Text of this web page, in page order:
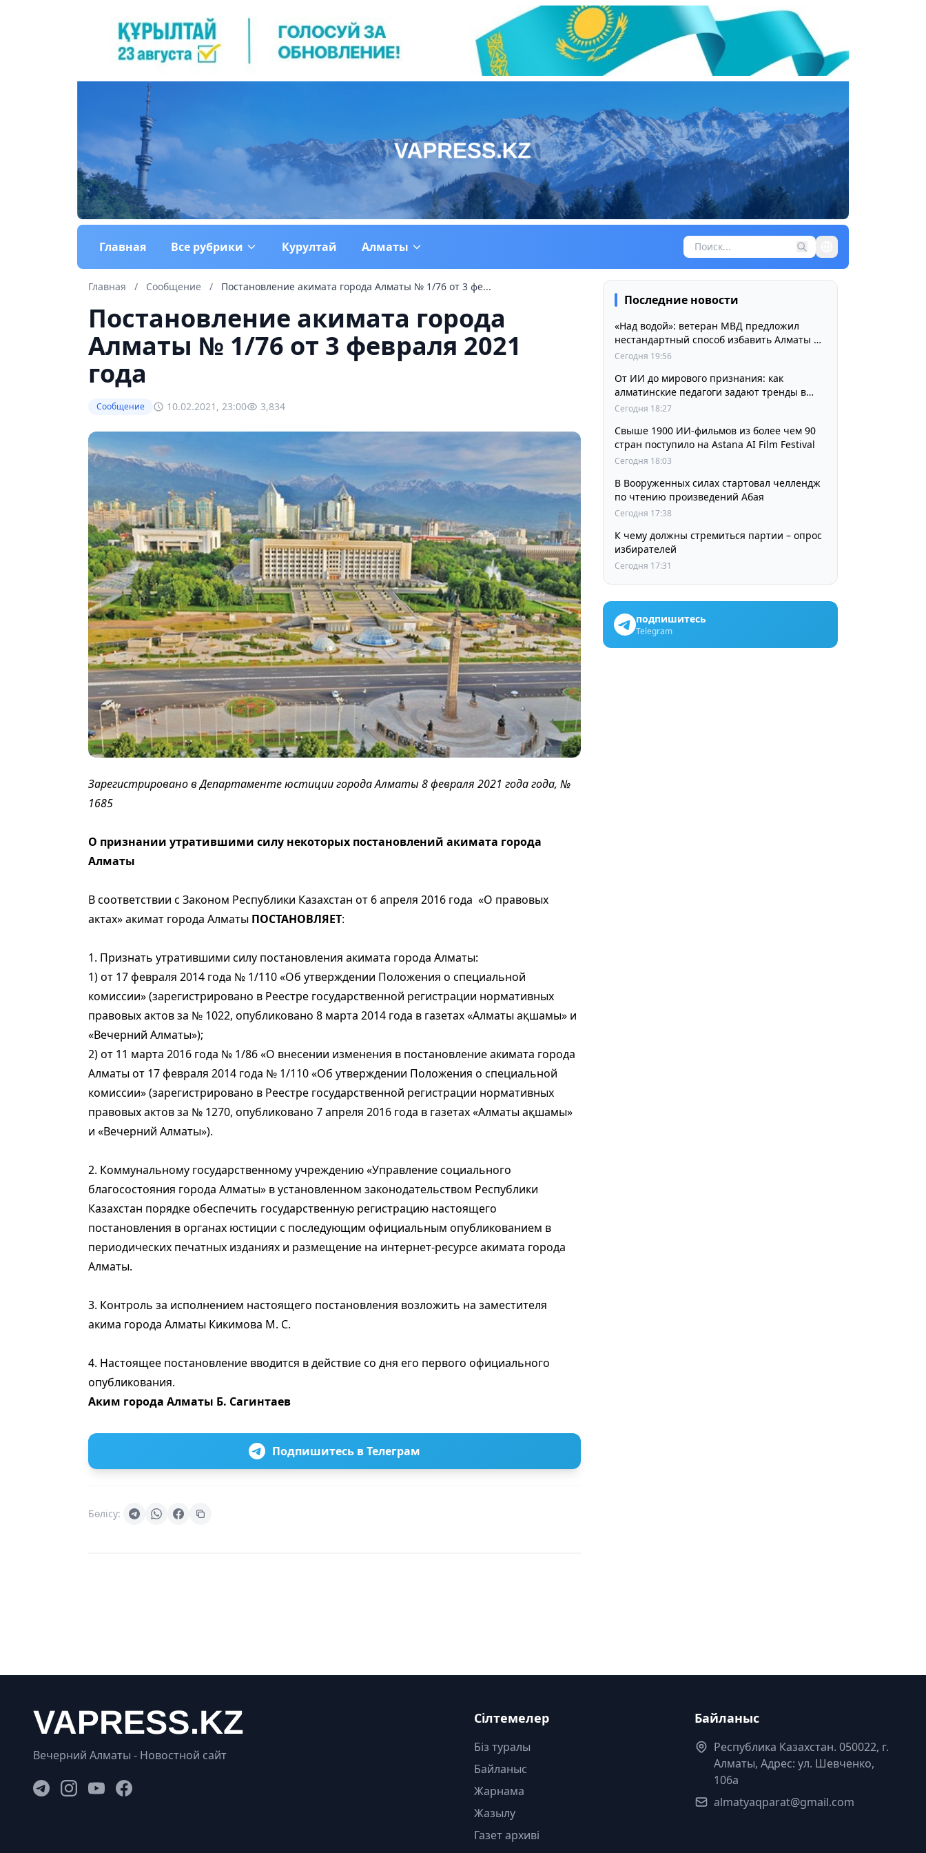
Главная Все рубрики Курултай Алматы
Главная / Сообщение / Постановление акимата города Алматы № 1/76 от 3 фе...
Постановление акимата города
Алматы № 1/76 от 3 февраля 2021
года
Сообщение 10.02.2021, 23:00 3,834
Зарегистрировано в Департаменте юстиции города Алматы 8 февраля 2021 года года, №
1685
О признании утратившими силу некоторых постановлений акимата города
Алматы
В соответствии с Законом Республики Казахстан от 6 апреля 2016 года «О правовых
актах» акимат города Алматы ПОСТАНОВЛЯЕТ:
1. Признать утратившими силу постановления акимата города Алматы:
1) от 17 февраля 2014 года № 1/110 «Об утверждении Положения о специальной
комиссии» (зарегистрировано в Реестре государственной регистрации нормативных
правовых актов за № 1022, опубликовано 8 марта 2014 года в газетах «Алматы ақшамы» и
«Вечерний Алматы»);
2) от 11 марта 2016 года № 1/86 «О внесении изменения в постановление акимата города
Алматы от 17 февраля 2014 года № 1/110 «Об утверждении Положения о специальной
комиссии» (зарегистрировано в Реестре государственной регистрации нормативных
правовых актов за № 1270, опубликовано 7 апреля 2016 года в газетах «Алматы ақшамы»
и «Вечерний Алматы»).
2. Коммунальному государственному учреждению «Управление социального
благосостояния города Алматы» в установленном законодательством Республики
Казахстан порядке обеспечить государственную регистрацию настоящего
постановления в органах юстиции с последующим официальным опубликованием в
периодических печатных изданиях и размещение на интернет-ресурсе акимата города
Алматы.
3. Контроль за исполнением настоящего постановления возложить на заместителя
акима города Алматы Кикимова М. С.
4. Настоящее постановление вводится в действие со дня его первого официального
опубликования.
Аким города Алматы Б. Сагинтаев
Подпишитесь в Телеграм
Бөлісу:
Последние новости
«Над водой»: ветеран МВД предложил
нестандартный способ избавить Алматы от
пробок и смога
Сегодня 19:56
От ИИ до мирового признания: как
алматинские педагоги задают тренды в
изучении языков
Сегодня 18:27
Свыше 1900 ИИ-фильмов из более чем 90
стран поступило на Astana AI Film Festival
Сегодня 18:03
В Вооруженных силах стартовал челлендж
по чтению произведений Абая
Сегодня 17:38
К чему должны стремиться партии – опрос
избирателей
Сегодня 17:31
подпишитесь
Telegram
Вечерний Алматы - Новостной сайт
Сілтемелер
Біз туралы
Байланыс
Жарнама
Жазылу
Газет архиві
Байланыс
Республика Казахстан. 050022, г.
Алматы, Адрес: ул. Шевченко,
106а
almatyaqparat@gmail.com